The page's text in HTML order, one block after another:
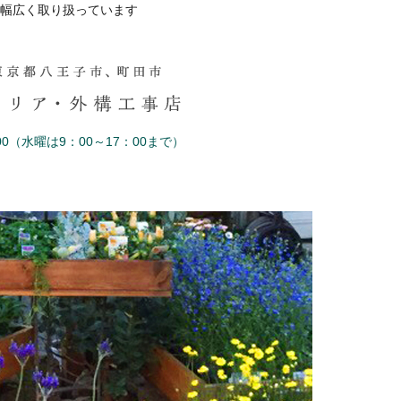
広く取り扱っています
水曜は9：00～17：00まで）